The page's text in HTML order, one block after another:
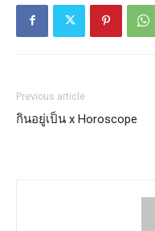
Previous article
กินอยู่เป็น x Horoscope